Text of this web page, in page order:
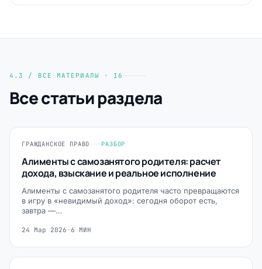
4.3 / ВСЕ МАТЕРИАЛЫ · 16
Все статьи раздела
ГРАЖДАНСКОЕ ПРАВО РАЗБОР
Алименты с самозанятого родителя: расчет
дохода, взыскание и реальное исполнение
Алименты с самозанятого родителя часто превращаются
в игру в «невидимый доход»: сегодня оборот есть,
завтра —…
24 Мар 2026 · 6 МИН